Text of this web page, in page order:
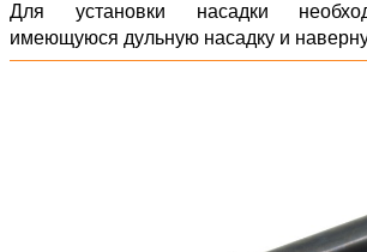
Для установки насадки
имеющуюся дульную насадку и